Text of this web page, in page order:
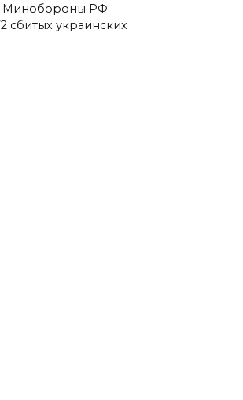
Минобороны РФ
сбитых украинских